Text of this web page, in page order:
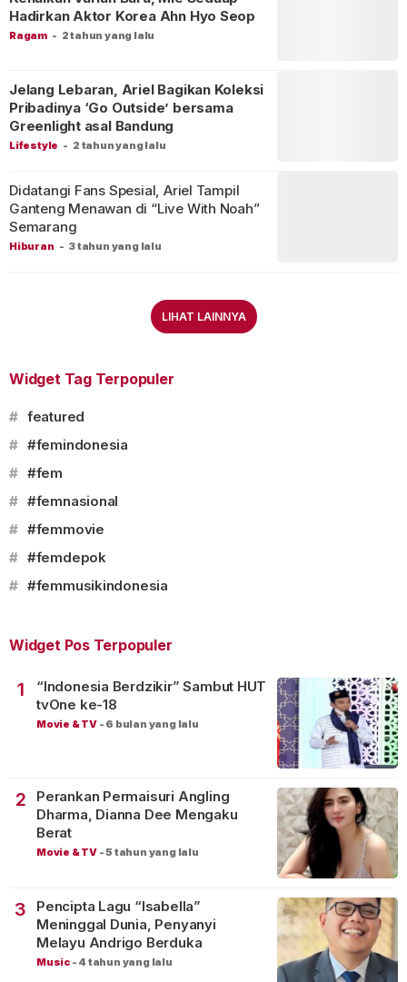
Ragam - 2 tahun yang lalu
Hadirkan Aktor Korea Ahn Hyo Seop
Lifestyle - 2 tahun yang lalu
Jelang Lebaran, Ariel Bagikan Koleksi
Pribadinya ‘Go Outside’ bersama
Greenlight asal Bandung
Hiburan - 3 tahun yang lalu
Didatangi Fans Spesial, Ariel Tampil
Ganteng Menawan di “Live With Noah”
Semarang
LIHAT LAINNYA
Widget Tag Terpopuler
# featured
# #femindonesia
# #fem
# #femnasional
# #femmovie
# #femdepok
# #femmusikindonesia
Widget Pos Terpopuler
1
“Indonesia Berdzikir” Sambut HUT
tvOne ke-18
Movie & TV - 6 bulan yang lalu
2
Perankan Permaisuri Angling
Dharma, Dianna Dee Mengaku
Berat
Movie & TV -5 tahun yang lalu
3
Pencipta Lagu “Isabella”
Meninggal Dunia, Penyanyi
Melayu Andrigo Berduka
Music - 4 tahun yang lalu